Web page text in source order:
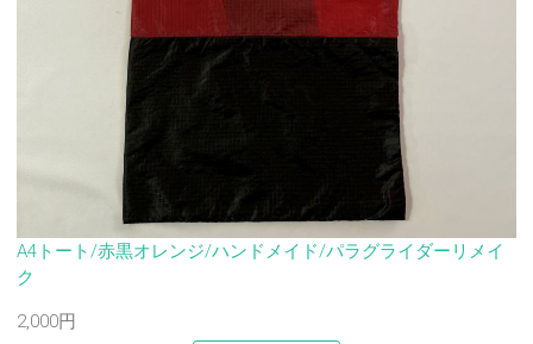
A4トート/赤黒オレンジ/ハンドメイド/パラグライダーリメイ
ク
2,000円